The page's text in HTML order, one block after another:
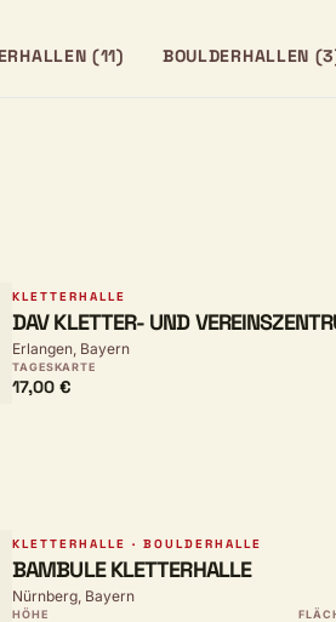
(11) BOULDERHALLEN
KLETTERHALLE
DAV KLETTER- UND
BERGWELT
Erlangen, Bayern
TAGESKARTE
17,00 €
KLETTERHALLE · BOULDERHALLE
BAMBULE KLETTERHALLE
Nürnberg, Bayern
HÖHE